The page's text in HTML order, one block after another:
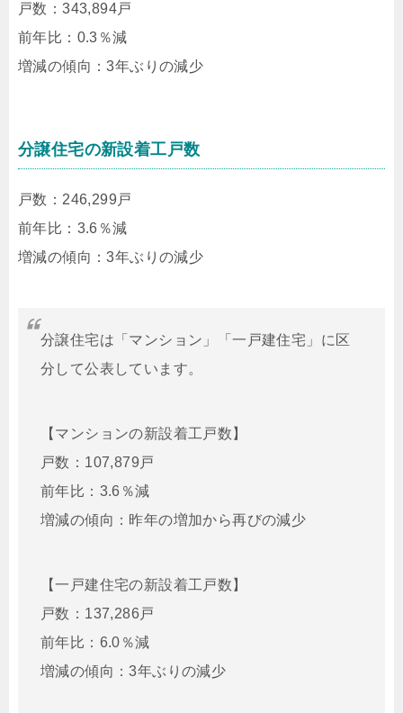
戸数：343,894戸
前年比：0.3％減
増減の傾向：3年ぶりの減少
分譲住宅の新設着工戸数
戸数：246,299戸
前年比：3.6％減
増減の傾向：3年ぶりの減少
分譲住宅は「マンション」「一戸建住宅」に区
分して公表しています。
【マンションの新設着工戸数】
戸数：107,879戸
前年比：3.6％減
増減の傾向：昨年の増加から再びの減少
【一戸建住宅の新設着工戸数】
戸数：137,286戸
前年比：6.0％減
増減の傾向：3年ぶりの減少